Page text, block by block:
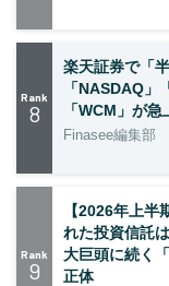
Rank
8
楽天証券で「
「NASDAQ」
「WCM」が
Finasee編集部
Rank
9
【2026年上
れた投資信託
大巨頭に続く
正体